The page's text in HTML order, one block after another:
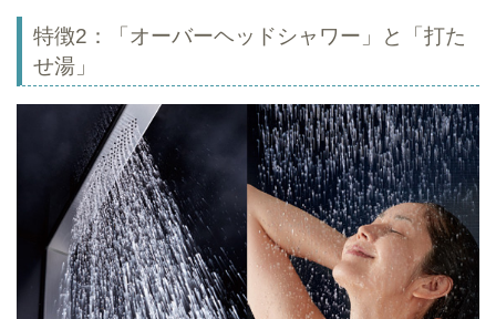
特徴2：「オーバーヘッドシャワー」と「打た
せ湯」